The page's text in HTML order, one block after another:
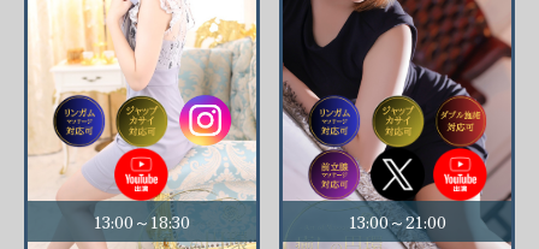
13:00～18:30 13:00～21:00